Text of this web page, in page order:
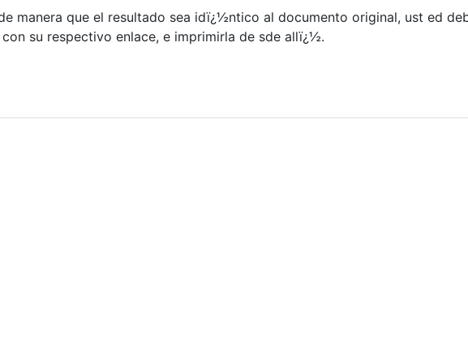
manera que el resultado sea idï¿½ntico al documento original, ust ed
su respectivo enlace, e imprimirla de sde allï¿½.